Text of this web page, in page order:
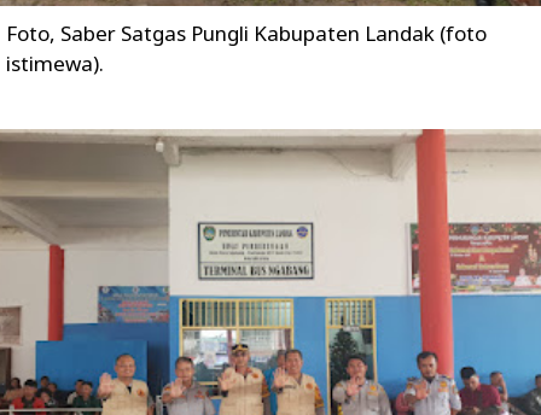
Foto, Saber Satgas Pungli Kabupaten Landak (foto
istimewa).